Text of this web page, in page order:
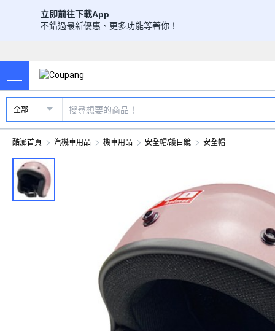
立即前往下載App
不錯過最新優惠、更多功能等著你！
全部
酷澎首頁 汽機車用品 機車用品 安全帽/護目鏡 安全帽